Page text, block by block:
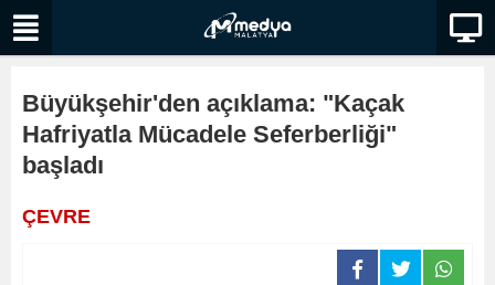
Büyükşehir'den açıklama: "Kaçak
Hafriyatla Mücadele Seferberliği"
başladı
ÇEVRE